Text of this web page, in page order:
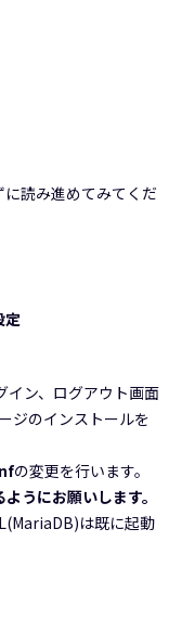
読み進めてみてくだ
定
ン、ログアウト画面
ジのインストールを
の変更を行います。
うにお願いします。
は既に起動